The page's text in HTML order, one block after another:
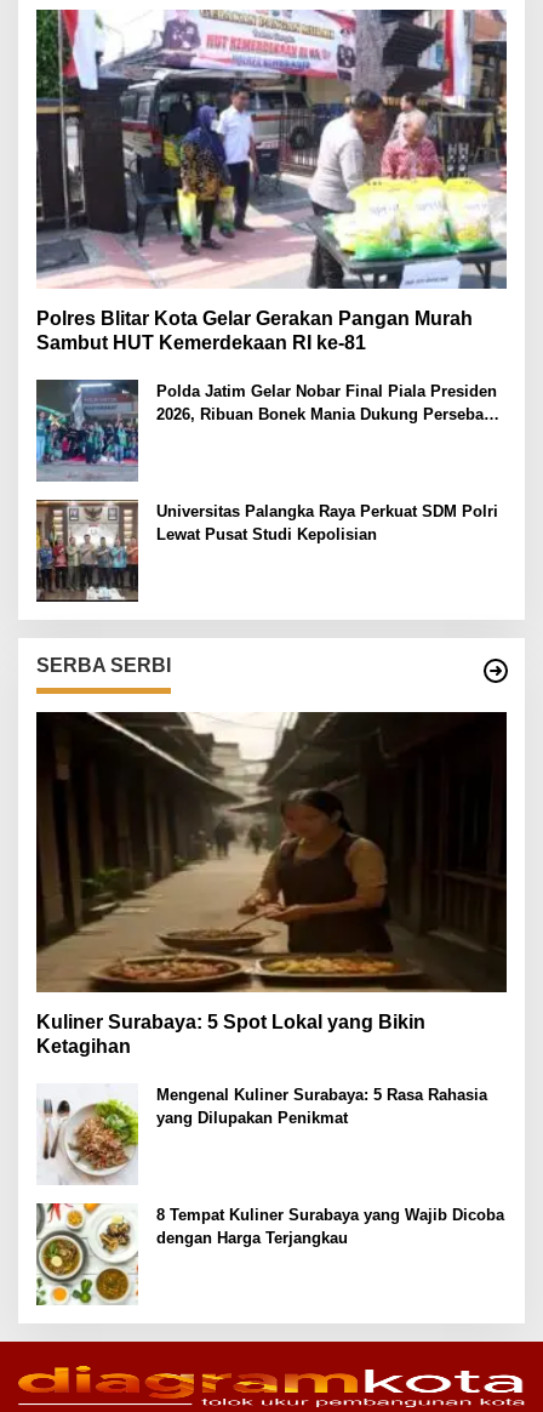
Polres Blitar Kota Gelar Gerakan Pangan Murah
Sambut HUT Kemerdekaan RI ke-81
Polda Jatim Gelar Nobar Final Piala Presiden
2026, Ribuan Bonek Mania Dukung Persebaya
Universitas Palangka Raya Perkuat SDM Polri
Lewat Pusat Studi Kepolisian
SERBA SERBI
Kuliner Surabaya: 5 Spot Lokal yang Bikin
Ketagihan
Mengenal Kuliner Surabaya: 5 Rasa Rahasia
yang Dilupakan Penikmat
8 Tempat Kuliner Surabaya yang Wajib Dicoba
dengan Harga Terjangkau